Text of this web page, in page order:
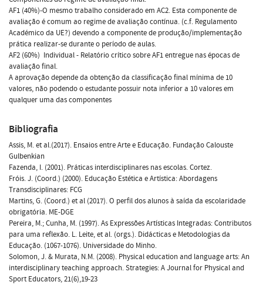
AF1 (40%)-O mesmo trabalho considerado em AC2. Esta componente de
avaliação é comum ao regime de avaliação contínua. (c.f. Regulamento
Académico da UE?) devendo a componente de produção/implementação
prática realizar-se durante o período de aulas.
AF2 (60%)  Individual - Relatório crítico sobre AF1 entregue nas épocas de
avaliação final.
A aprovação depende da obtenção da classificação final mínima de 10
valores, não podendo o estudante possuir nota inferior a 10 valores em
qualquer uma das componentes
Bibliografia
Assis, M. et al.(2017). Ensaios entre Arte e Educação. Fundação Calouste
Gulbenkian
Fazenda, I. (2001). Práticas interdisciplinares nas escolas. Cortez.
Fróis. J. (Coord.) (2000). Educação Estética e Artística: Abordagens
Transdisciplinares: FCG
Martins, G. (Coord.) et al (2017). O perfil dos alunos à saída da escolaridade
obrigatória. ME-DGE
Pereira, M.; Cunha, M. (1997). As Expressões Artísticas Integradas: Contributos
para uma reflexão. L. Leite, et al. (orgs.). Didácticas e Metodologias da
Educação. (1067-1076). Universidade do Minho.
Solomon, J. & Murata, N.M. (2008). Physical education and language arts: An
interdisciplinary teaching approach. Strategies: A Journal for Physical and
Sport Educators, 21(6),19-23